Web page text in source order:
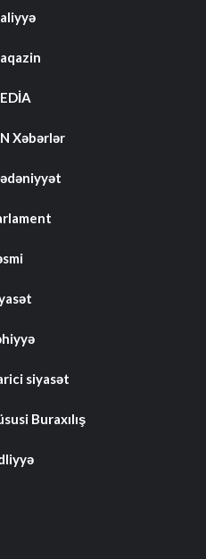
Xəbərlər
siyasət
Buraxılış